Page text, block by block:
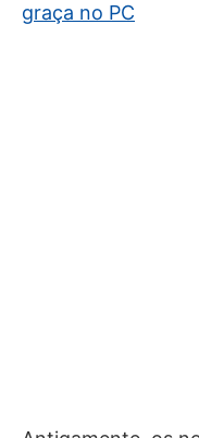
graça no PC